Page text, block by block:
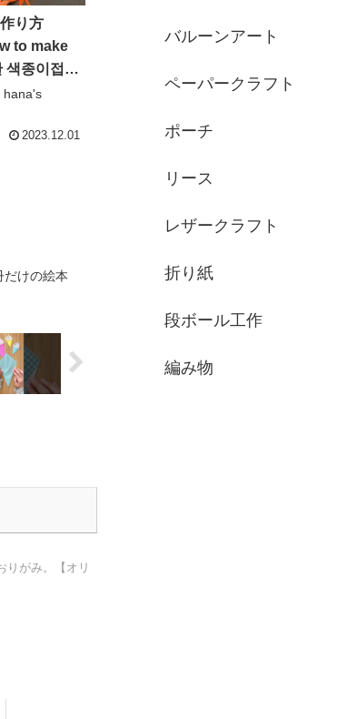
り方
to make
종이접기
的枫叶
–
hana's
2023.12.01
だけの絵本
りがみ。【オリ
バルーンアート
ペーパークラフト
ポーチ
リース
レザークラフト
折り紙
段ボール工作
編み物